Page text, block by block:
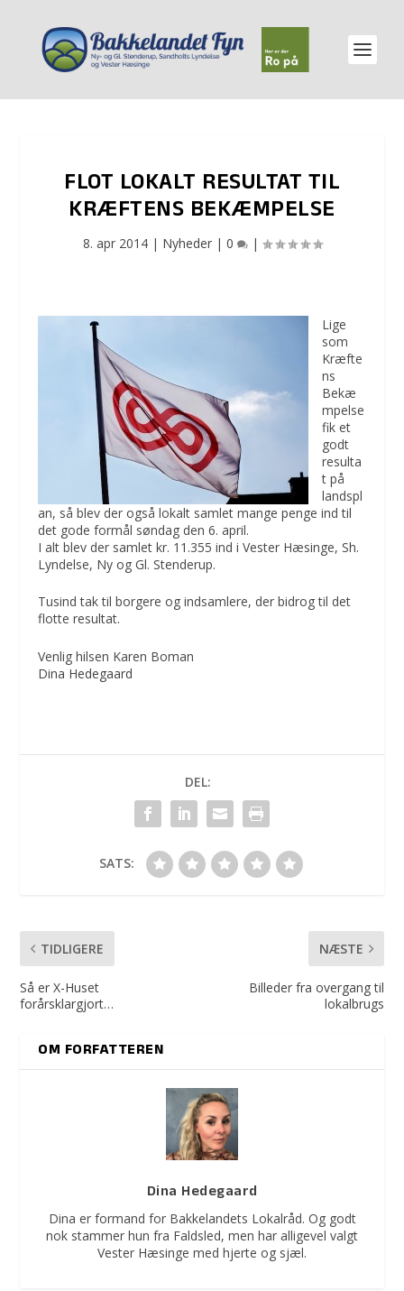
FLOT LOKALT RESULTAT TIL
KRÆFTENS BEKÆMPELSE
8. apr 2014| Nyheder| 0 |
Lige
som
Kræfte
ns
Bekæ
mpelse
fik et
godt
resulta
t på
landspl
an, så blev der også lokalt samlet mange penge ind til
det gode formål søndag den 6. april.
I alt blev der samlet kr. 11.355 ind i Vester Hæsinge, Sh.
Lyndelse, Ny og Gl. Stenderup.
Tusind tak til borgere og indsamlere, der bidrog til det
flotte resultat.
Venlig hilsen Karen Boman
Dina Hedegaard
DEL:
SATS:
TIDLIGERE
Så er X-Huset
forårsklargjort…
NÆSTE
Billeder fra overgang til
lokalbrugs
OM FORFATTEREN
Dina Hedegaard
Dina er formand for Bakkelandets Lokalråd. Og godt
nok stammer hun fra Faldsled, men har alligevel valgt
Vester Hæsinge med hjerte og sjæl.